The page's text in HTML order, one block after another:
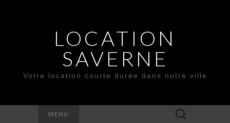
LOCATION
SAVERNE
Votre location courte durée dans notre ville
MENU Rechercher :